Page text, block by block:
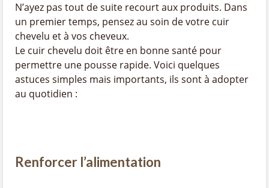
N’ayez pas tout de suite recourt aux produits. Dans
un premier temps, pensez au soin de votre cuir
chevelu et à vos cheveux.
Le cuir chevelu doit être en bonne santé pour
permettre une pousse rapide. Voici quelques
astuces simples mais importants, ils sont à adopter
au quotidien :
Renforcer l’alimentation